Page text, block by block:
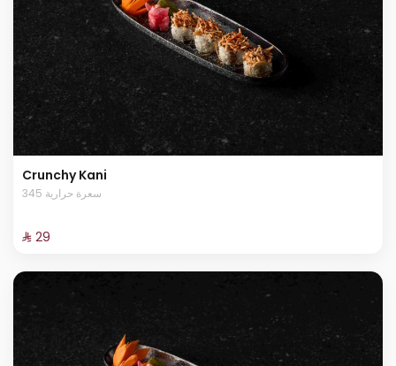
Crunchy Kani
345 سعرة حرارية
⁨⁦‪‬ 29⁩